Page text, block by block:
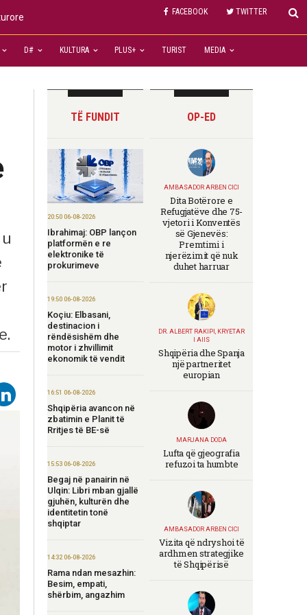
FACEBOOK TWITTER
D# KULTURA PLUS+ TURIST MEDIA
TË FUNDIT
20:50 06-08-2026
Ibrahimaj: OBP lançon
platformën e re
elektronike të
prokurimeve
19:50 06-08-2026
Koçiu: Elbasani,
destinacion i
rëndësishëm dhe
motor i zhvillimit
ekonomik të vendit
16:51 06-08-2026
Shqipëria avancon në
zbatimin e Planit të
Rritjes të BE-së
15:53 06-08-2026
Begaj në panairin në
Ulqin: Libri mban gjallë
gjuhën, kulturën dhe
identitetin tonë
shqiptar
14:32 06-08-2026
Rama ndan mesazhin:
Besim, empati,
shërbim, angazhim
OP-ED
AMBASADOR ARBEN CICI
Dita Botërore e
Refugjatëve dhe 75-
vjetori i Konventës
së Gjenevës:
Premtimi i
njerëzimit që nuk
duhet harruar
DR. ALBERT RAKIPI, KRYETAR
I AIIS
Shqipëria dhe Spanja
një partneritet
europian
MARJANA DODA
Lufta që gjeografia
refuzoi ta humbte
AMBASADOR ARBEN CICI
Vizita që ndryshoi të
ardhmen strategjike
të Shqipërisë